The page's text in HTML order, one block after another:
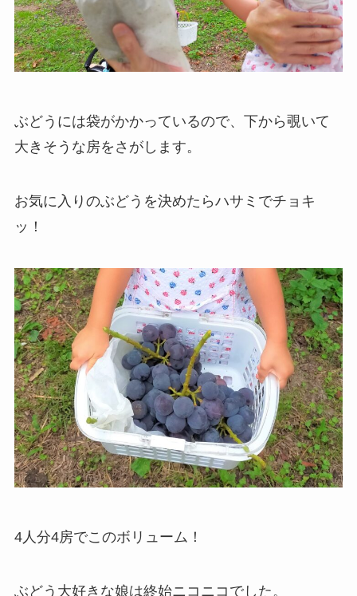
ぶどうには袋がかかっているので、下から覗いて
大きそうな房をさがします。
お気に入りのぶどうを決めたらハサミでチョキ
ッ！
4人分4房でこのボリューム！
ぶどう大好きな娘は終始ニコニコでした。